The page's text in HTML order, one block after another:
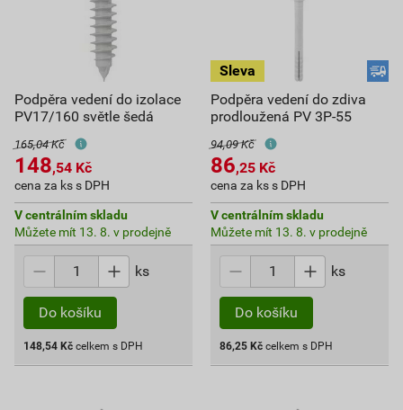
Podpěra vedení do izolace
PV17/160 světle šedá
165,04 Kč
148,54 Kč
cena za ks s DPH
V centrálním skladu
Můžete mít 13. 8. v prodejně
ks
Do košíku
148,54 Kč celkem s DPH
Podpěra vedení do zdiva
prodloužená PV 3P-55
94,09 Kč
86,25 Kč
cena za ks s DPH
V centrálním skladu
Můžete mít 13. 8. v prodejně
ks
Do košíku
86,25 Kč celkem s DPH